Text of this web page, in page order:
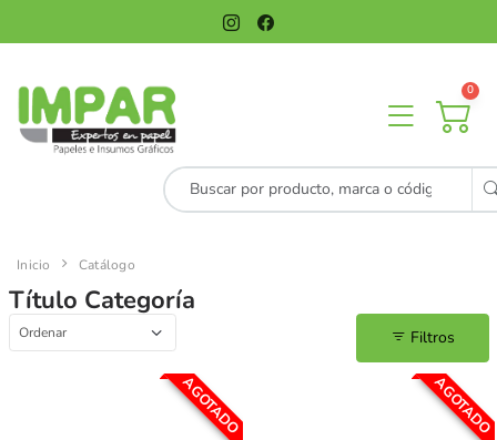
0
Inicio Catálogo
Título Categoría
Filtros
AGOTADO AGOTADO